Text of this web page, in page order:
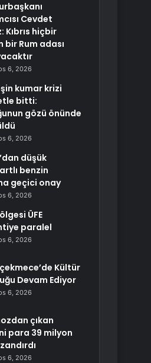
Cevdet
Kıbrıs hiçbir
bir Rum adası
6, 2026
kumar krizi
bitti:
gözü önünde
6, 2026
düşük
benzin
geçici onay
6, 2026
ÜFE
paralel
6, 2026
Kültür
Devam Ediyor
6, 2026
çıkan
para 39 milyon
6, 2026